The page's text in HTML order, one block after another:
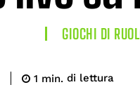
GIOCHI DI
1 min. di lettura